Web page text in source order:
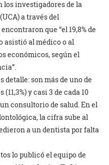
los investigadores de la
a través del
que “el 19,8% de
asistió al médico o al
económicos, según el
detalle: son más de uno de
y casi 3 de cada 10
consultorio de salud. En el
la cifra sube al
a un dentista por falta
lo publicó el equipo de